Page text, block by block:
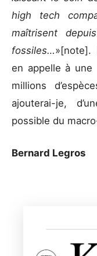
high tech
maîtrisent
fossiles…»[note].
en appelle à une
millions
ajouterai-je,
possible du
Bernard Legros